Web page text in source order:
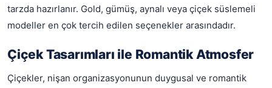
tarzda hazırlanır. Gold, gümüş, aynalı veya çiçek süslemeli
modeller en çok tercih edilen seçenekler arasındadır.
Çiçek Tasarımları ile Romantik Atmosfer
Çiçekler, nişan organizasyonunun duygusal ve romantik